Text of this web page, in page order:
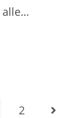
alle…
2 Gehe